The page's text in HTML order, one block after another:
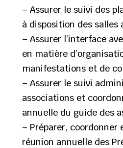
– Assurer le suivi des
à disposition des salles
– Assurer l’interface
en matière
manifestations et de
– Assurer le suivi
associations et
annuelle du guide des
– Préparer, coordonner
réunion annuelle des